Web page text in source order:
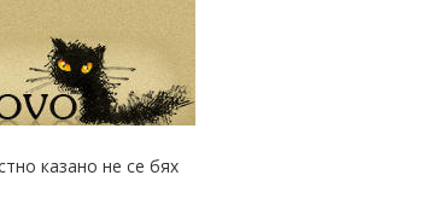
казано не се бях